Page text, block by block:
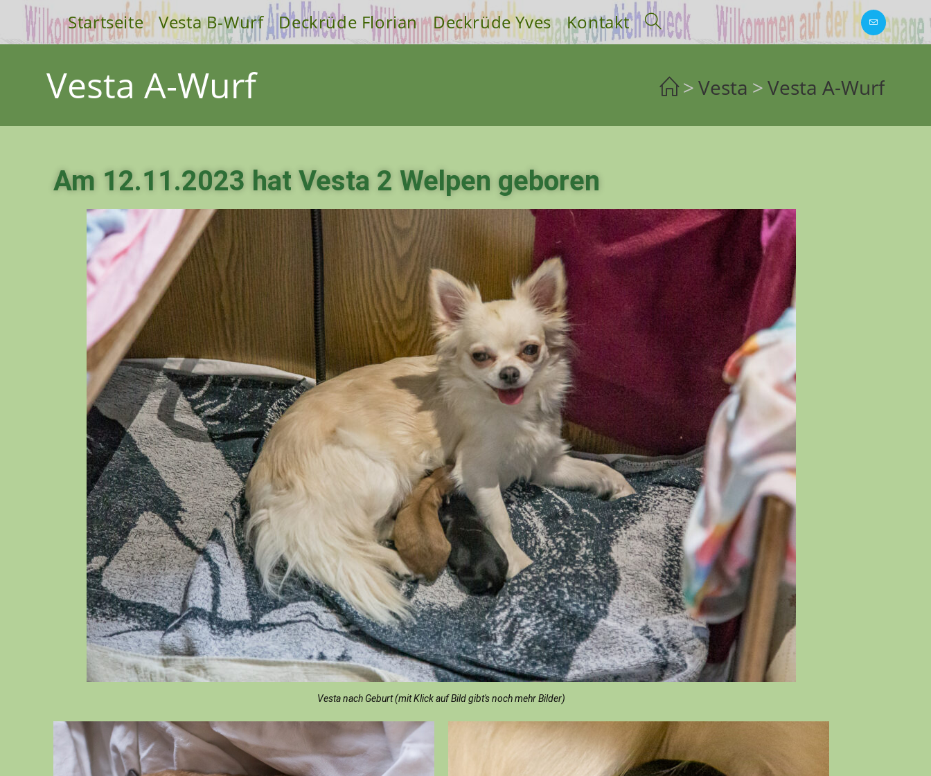
Startseite Vesta B-Wurf Deckrüde Florian Deckrüde Yves Kontakt
Vesta A-Wurf >Vesta >Vesta A-Wurf
Am 12.11.2023 hat Vesta 2 Welpen geboren
Vesta nach Geburt (mit Klick auf Bild gibt's noch mehr Bilder)